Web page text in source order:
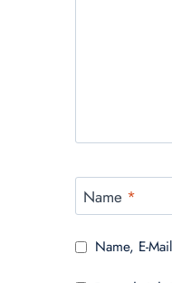
Name *
Name, E-